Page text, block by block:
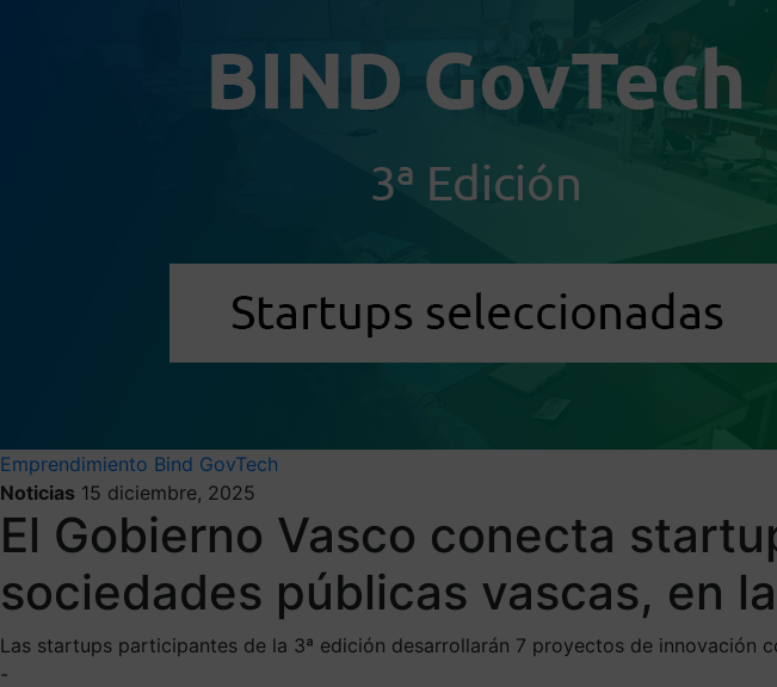
Emprendimiento Bind GovTech
Noticias 15 diciembre, 2025
El Gobierno Vasco conecta
sociedades públicas vascas, en
Las startups participantes de la 3ª edición desarrollarán 7 proyectos de innovación
-